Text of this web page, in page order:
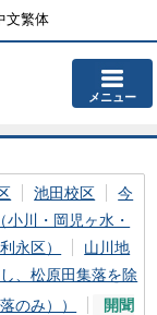
文繁体
メニュー
池田校区
今
小川・岡児ヶ水・
永区）
山川地
、松原田集落を除
のみ））
開聞